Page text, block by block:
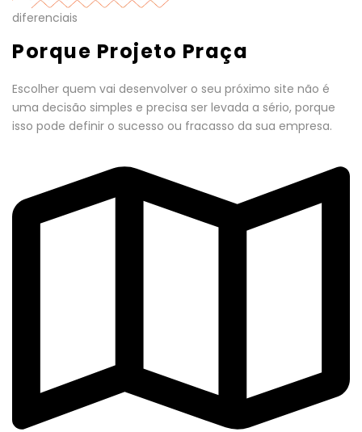
diferenciais
Porque Projeto Praça
Escolher quem vai desenvolver o seu próximo site não é
uma decisão simples e precisa ser levada a sério, porque
isso pode definir o sucesso ou fracasso da sua empresa.